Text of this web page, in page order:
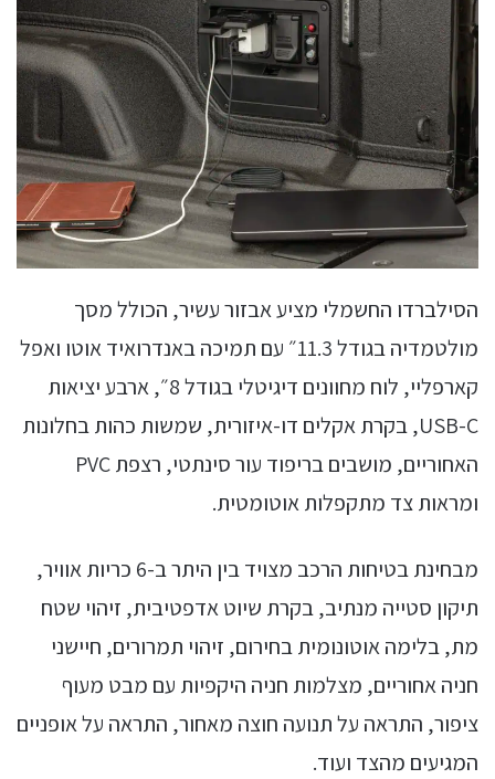
הסילברדו החשמלי מציע אבזור עשיר, הכולל מסך
מולטמדיה בגודל 11.3״ עם תמיכה באנדרואיד אוטו ואפל
קארפליי, לוח מחוונים דיגיטלי בגודל 8״, ארבע יציאות
USB-C, בקרת אקלים דו-איזורית, שמשות כהות בחלונות
האחוריים, מושבים בריפוד עור סינתטי, רצפת PVC
ומראות צד מתקפלות אוטומטית.
מבחינת בטיחות הרכב מצויד בין היתר ב-6 כריות אוויר,
תיקון סטייה מנתיב, בקרת שיוט אדפטיבית, זיהוי שטח
מת, בלימה אוטונומית בחירום, זיהוי תמרורים, חיישני
חניה אחוריים, מצלמות חניה היקפיות עם מבט מעוף
ציפור, התראה על תנועה חוצה מאחור, התראה על אופניים
המגיעים מהצד ועוד.